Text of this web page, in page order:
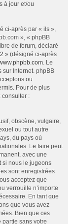
à jour et/ou
ci-après par « ils »,
», « phpBB
de forum, déclaré
» (désigné ci-après
. Le
sur Internet. phpBB
ou
Pour de plus
consulter :
obscène, vulgaire,
ou tout autre
du pays où
Le faire peut
avec une
si nous le jugeons
sont enregistrées
acceptez que
verrouille n’importe
En tant que
que vous avez
Bien que ces
partie sans votre